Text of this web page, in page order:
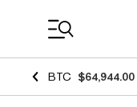
BTC $64,944.00